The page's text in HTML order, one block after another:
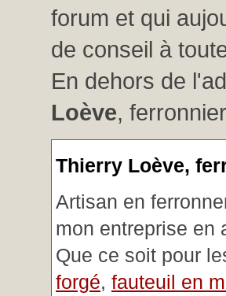
forum et qui
de conseil à
En dehors de
Loève,
Thierry Loève,
Artisan en
mon entreprise en
Que ce soit pour
forgé, fauteuil en